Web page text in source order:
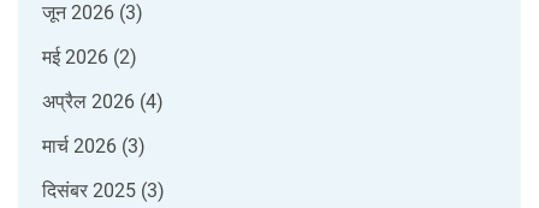
जून 2026 (3)
मई 2026 (2)
अप्रैल 2026 (4)
मार्च 2026 (3)
दिसंबर 2025 (3)